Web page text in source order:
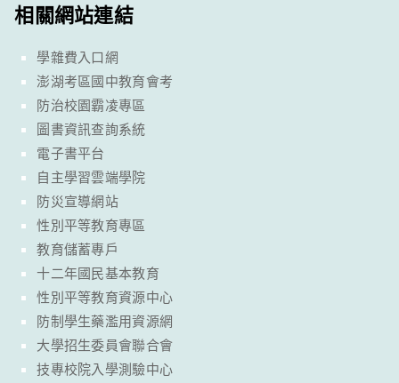
相關網站連結
學雜費入口網
澎湖考區國中教育會考
防治校園霸凌專區
圖書資訊查詢系統
電子書平台
自主學習雲端學院
防災宣導網站
性別平等教育專區
教育儲蓄專戶
十二年國民基本教育
性別平等教育資源中心
防制學生藥濫用資源網
大學招生委員會聯合會
技專校院入學測驗中心